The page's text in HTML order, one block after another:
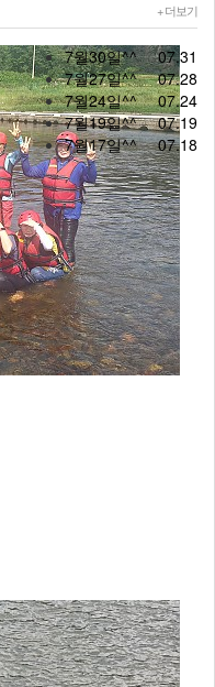
+ 더보기
07.31
7월30일^^
07.28
7월27일^^
07.24
7월24일^^
07.19
7월19일^^
07.18
7월17일^^